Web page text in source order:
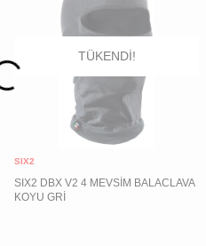
TÜKENDI!
SIX2
SIX2 DBX V2 4 MEVSİM BALACLAVA
KOYU GRİ